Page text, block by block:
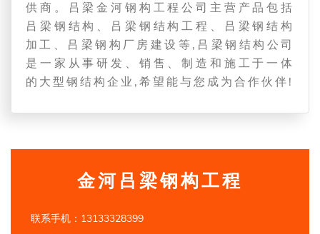
供商。吕梁金河钢构工程公司主营产品包括
吕梁钢结构、吕梁钢结构工程、吕梁钢结构
加工、吕梁钢构厂房建设等,吕梁钢结构公司
是一家从事研发、销售、制造和施工于一体
的大型钢结构企业,希望能与您成为合作伙伴!
金河吕梁钢构工程
联系手机：13133328399